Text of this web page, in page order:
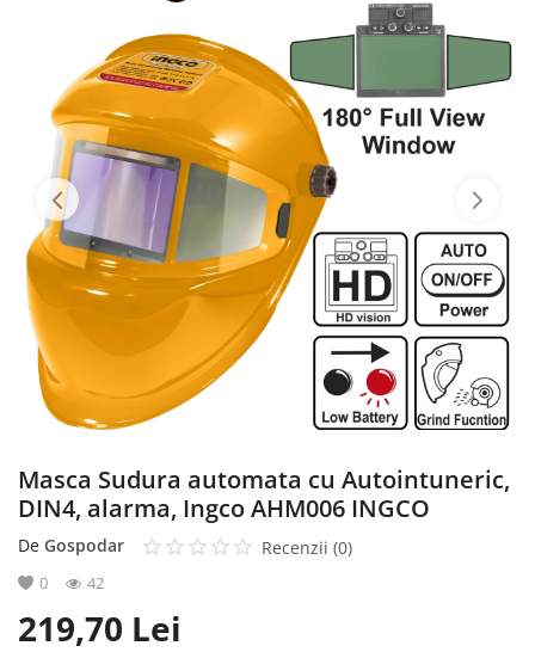
Masca Sudura automata cu Autointuneric,
DIN4, alarma, Ingco AHM006 INGCO
De Gospodar Recenzii (0)
0 42
219,70 Lei